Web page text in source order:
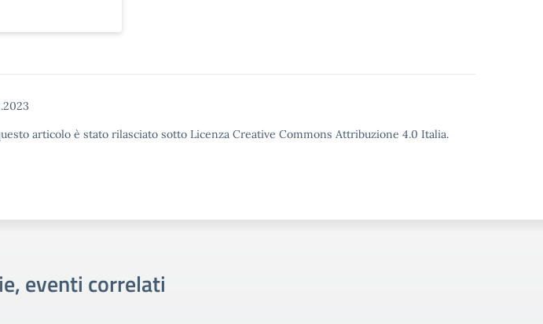
articolo è stato rilasciato sotto Licenza Creative Commons Attribuzione 4.0 Italia.
eventi correlati